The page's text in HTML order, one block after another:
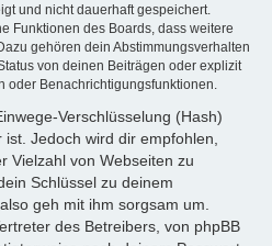
und nicht dauerhaft gespeichert.
Funktionen des Boards, dass weitere
gehören dein Abstimmungsverhalten
von deinen Beiträgen oder explizit
oder Benachrichtigungsfunktionen.
Verschlüsselung (Hash)
Jedoch wird dir empfohlen,
Vielzahl von Webseiten zu
Schlüssel zu deinem
geh mit ihm sorgsam um.
des Betreibers, von phpBB